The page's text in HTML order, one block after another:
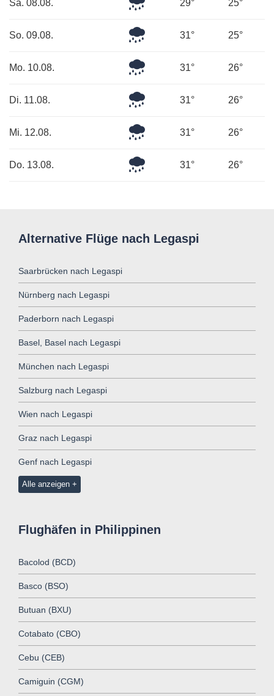
Sa. 08.08. 29° 25°
So. 09.08. 31° 25°
Mo. 10.08. 31° 26°
Di. 11.08. 31° 26°
Mi. 12.08. 31° 26°
Do. 13.08. 31° 26°
Alternative Flüge nach Legaspi
Saarbrücken nach Legaspi
Nürnberg nach Legaspi
Paderborn nach Legaspi
Basel, Basel nach Legaspi
München nach Legaspi
Salzburg nach Legaspi
Wien nach Legaspi
Graz nach Legaspi
Genf nach Legaspi
Alle anzeigen
Flughäfen in Philippinen
Bacolod (BCD)
Basco (BSO)
Butuan (BXU)
Cotabato (CBO)
Cebu (CEB)
Camiguin (CGM)